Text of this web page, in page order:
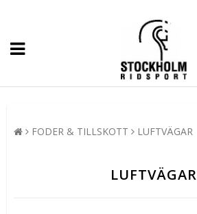
FODER & TILLSKOTT LUFTVÄGAR
LUFTVÄGAR